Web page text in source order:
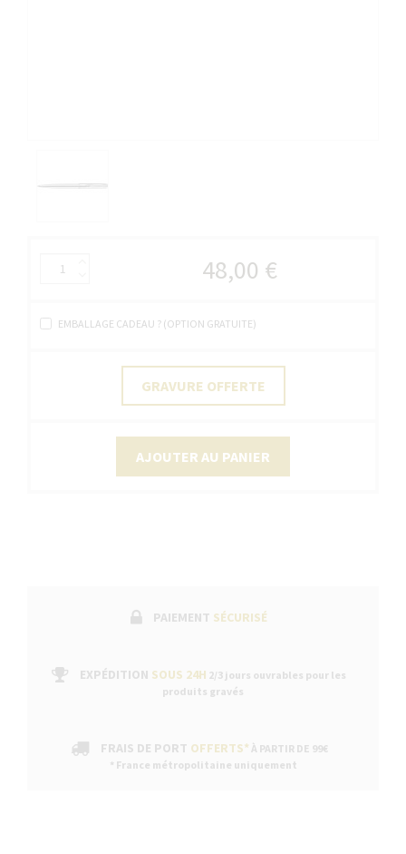
48,00 €
EMBALLAGE CADEAU ? (OPTION GRATUITE)
GRAVURE OFFERTE
AJOUTER AU PANIER
PAIEMENT SÉCURISÉ
EXPÉDITION SOUS 24H 2/3 jours ouvrables pour les
produits gravés
FRAIS DE PORT OFFERTS* À PARTIR DE 99€
* France métropolitaine uniquement